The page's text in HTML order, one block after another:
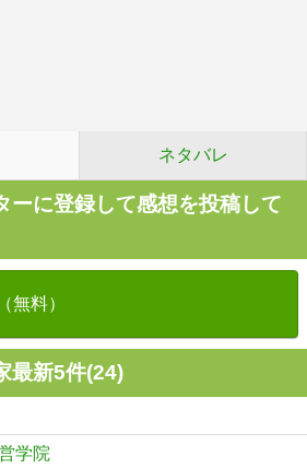
ネタバレ
ーに登録して感想を投稿して
無料）
最新5件(24)
学院